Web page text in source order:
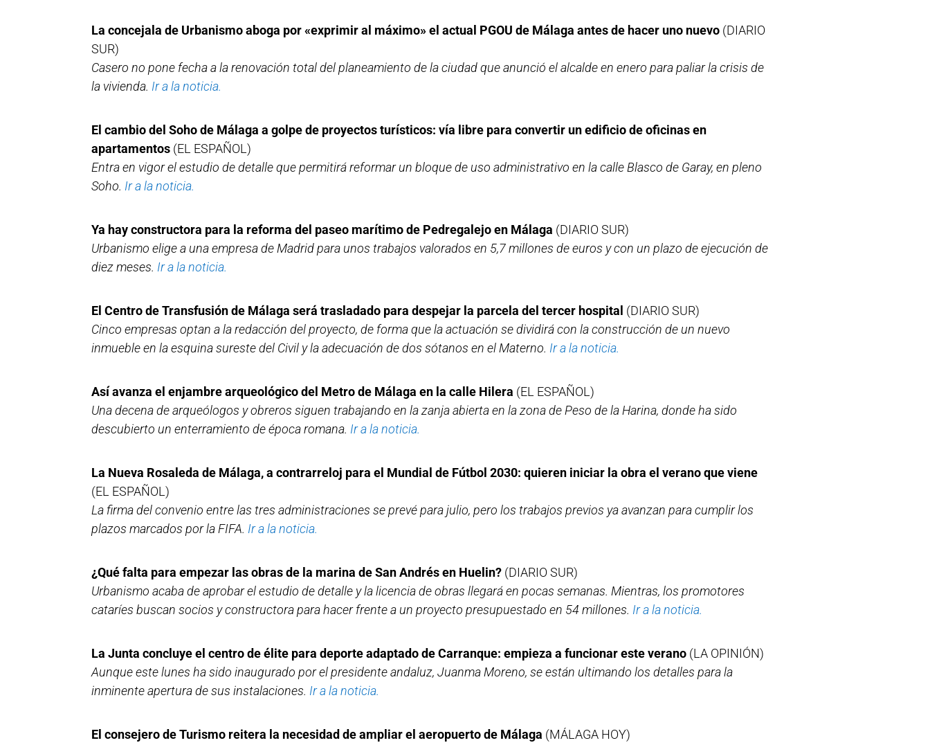
La concejala de Urbanismo aboga por «exprimir al máximo» el actual PGOU de Málaga antes de hacer uno nuevo (DIARIO
SUR)
Casero no pone fecha a la renovación total del planeamiento de la ciudad que anunció el alcalde en enero para paliar la crisis de
la vivienda. Ir a la noticia.
El cambio del Soho de Málaga a golpe de proyectos turísticos: vía libre para convertir un edificio de oficinas en
apartamentos (EL ESPAÑOL)
Entra en vigor el estudio de detalle que permitirá reformar un bloque de uso administrativo en la calle Blasco de Garay, en pleno
Soho. Ir a la noticia.
Ya hay constructora para la reforma del paseo marítimo de Pedregalejo en Málaga (DIARIO SUR)
Urbanismo elige a una empresa de Madrid para unos trabajos valorados en 5,7 millones de euros y con un plazo de ejecución de
diez meses. Ir a la noticia.
El Centro de Transfusión de Málaga será trasladado para despejar la parcela del tercer hospital (DIARIO SUR)
Cinco empresas optan a la redacción del proyecto, de forma que la actuación se dividirá con la construcción de un nuevo
inmueble en la esquina sureste del Civil y la adecuación de dos sótanos en el Materno. Ir a la noticia.
Así avanza el enjambre arqueológico del Metro de Málaga en la calle Hilera (EL ESPAÑOL)
Una decena de arqueólogos y obreros siguen trabajando en la zanja abierta en la zona de Peso de la Harina, donde ha sido
descubierto un enterramiento de época romana. Ir a la noticia.
La Nueva Rosaleda de Málaga, a contrarreloj para el Mundial de Fútbol 2030: quieren iniciar la obra el verano que viene
(EL ESPAÑOL)
La firma del convenio entre las tres administraciones se prevé para julio, pero los trabajos previos ya avanzan para cumplir los
plazos marcados por la FIFA. Ir a la noticia.
¿Qué falta para empezar las obras de la marina de San Andrés en Huelin? (DIARIO SUR)
Urbanismo acaba de aprobar el estudio de detalle y la licencia de obras llegará en pocas semanas. Mientras, los promotores
cataríes buscan socios y constructora para hacer frente a un proyecto presupuestado en 54 millones. Ir a la noticia.
La Junta concluye el centro de élite para deporte adaptado de Carranque: empieza a funcionar este verano (LA OPINIÓN)
Aunque este lunes ha sido inaugurado por el presidente andaluz, Juanma Moreno, se están ultimando los detalles para la
inminente apertura de sus instalaciones. Ir a la noticia.
El consejero de Turismo reitera la necesidad de ampliar el aeropuerto de Málaga (MÁLAGA HOY)